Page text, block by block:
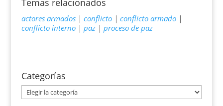
Temas relacionados
actores armados| conflicto| conflicto armado|
conflicto interno| paz| proceso de paz
Categorías
Categorías